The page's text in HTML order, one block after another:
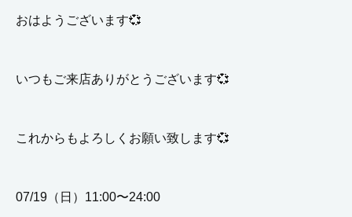
おはようございます💞
いつもご来店ありがとうございます💞
これからもよろしくお願い致します💞
07/19（日）11:00〜24:00